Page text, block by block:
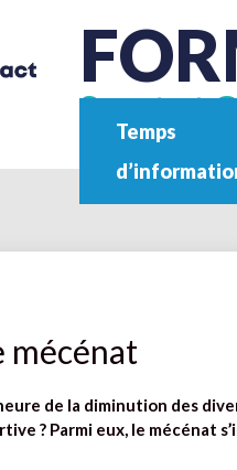
Sport et
Temps
mécénat
de la diminution des
? Parmi eux, le mécénat